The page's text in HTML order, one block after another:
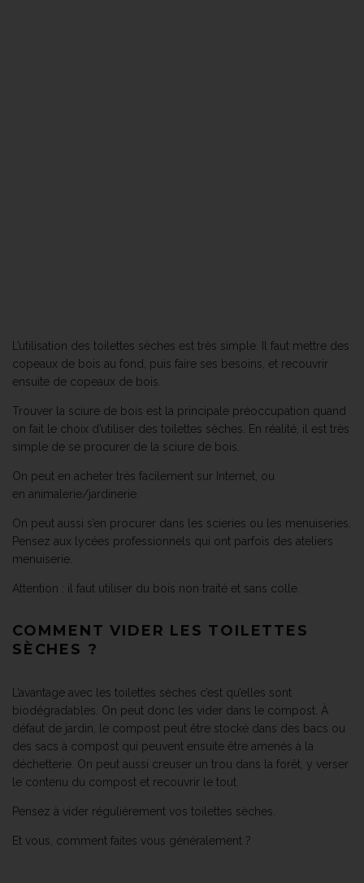
L’utilisation des toilettes sèches est très simple. Il faut mettre des
copeaux de bois au fond, puis faire ses besoins, et recouvrir
ensuite de copeaux de bois.
Trouver la sciure de bois est la principale préoccupation quand
on fait le choix d’utiliser des toilettes sèches. En réalité, il est très
simple de se procurer de la sciure de bois.
On peut en acheter très facilement sur Internet, ou
en animalerie/jardinerie.
On peut aussi s’en procurer dans les scieries ou les menuiseries.
Pensez aux lycées professionnels qui ont parfois des ateliers
menuiserie.
Attention : il faut utiliser du bois non traité et sans colle.
COMMENT VIDER LES TOILETTES
SÈCHES ?
L’avantage avec les toilettes sèches c’est qu’elles sont
biodégradables. On peut donc les vider dans le compost. À
défaut de jardin, le compost peut être stocké dans des bacs ou
des sacs à compost qui peuvent ensuite être amenés à la
déchetterie. On peut aussi creuser un trou dans la forêt, y verser
le contenu du compost et recouvrir le tout.
Pensez à vider régulièrement vos toilettes sèches.
Et vous, comment faites vous généralement ?